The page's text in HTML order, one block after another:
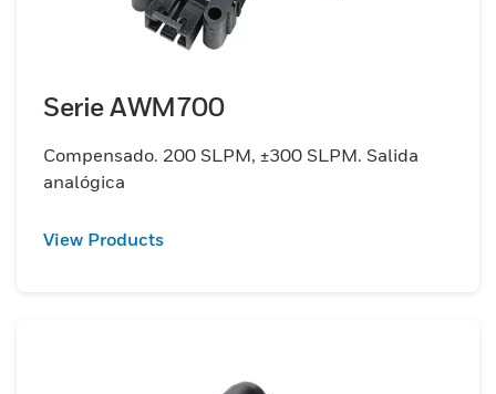
Serie AWM700
Compensado. 200 SLPM, ±300 SLPM. Salida
analógica
View Products